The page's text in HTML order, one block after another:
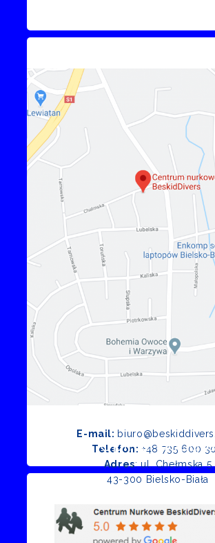
E-mail:
Telefon: +48 735 600
Adres: ul. Chełmska 5
43-300 Bielsko-Biała
Opinie Google